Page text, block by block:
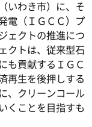
いわき市）に、そ
電（ＩＧＣＣ）プ
ェクトの推進につ
クトは、従来型石
も貢献するＩＧＣ
再生を後押しする
、クリーンコール
くことを目指すも